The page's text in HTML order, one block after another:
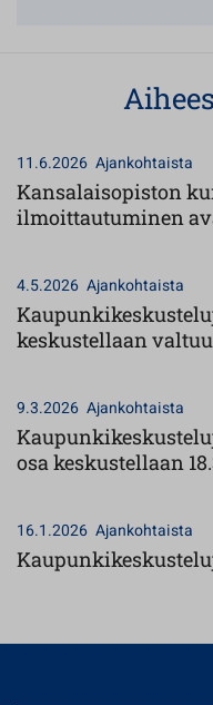
11.6.2026 Ajankohtaista
Kansalaisopiston
ilmoittautuminen
4.5.2026 Ajankohtaista
keskustellaan
9.3.2026 Ajankohtaista
osa keskustellaan
16.1.2026 Ajankohtaista